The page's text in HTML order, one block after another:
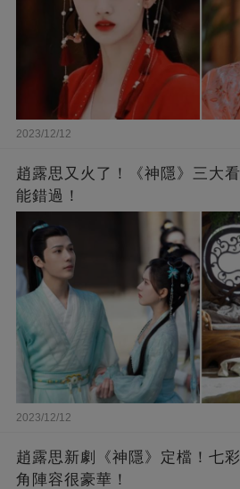
2023/12/12
趙露思又火了！《神隱》三大
能錯過！
2023/12/12
趙露思新劇《神隱》定檔！七
角陣容很豪華！